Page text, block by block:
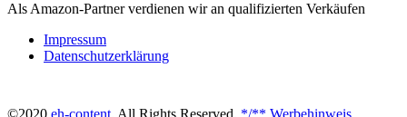
Als Amazon-Partner verdienen wir an qualifizierten Verkäufen
Impressum
Datenschutzerklärung